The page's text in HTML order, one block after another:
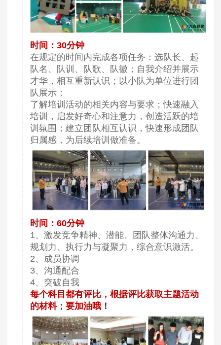
时间：30分钟
在规定的时间内完成各项任务：选队长、起
队名、队训、队歌、队徽；自我介绍并展示
才华，相互重新认识；以小队为单位进行团
队展示；
了解培训活动的相关内容与要求；快速融入
培训，启发好奇心和注意力，创造活跃的培
训氛围；建立团队相互认识，快速形成团队
归属感，为后续培训做准备。
时间：60分钟
1、激发竞争精神、潜能、团队整体沟通力、
规划力、执行力与凝聚力，综合意识激活。
2、成员协调
3、沟通配合
4、突破自我
每个科目都有评比，根据评比获取主题活动
的材料；要加油哦！